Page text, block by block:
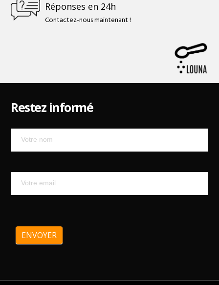
Réponses en 24h
Contactez-nous maintenant !
Restez informé
ENVOYER